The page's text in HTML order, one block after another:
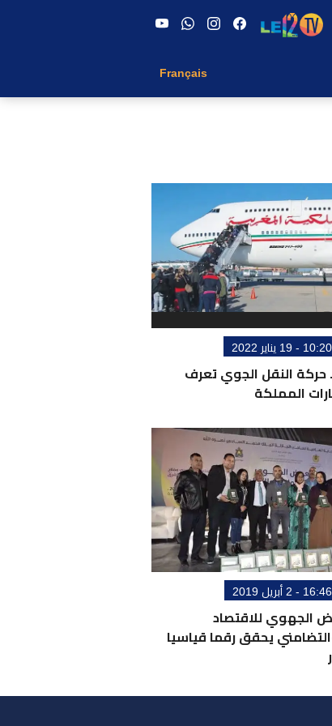
Français
10:20 - 19 يناير 2022
حركة النقل الجوي تعرف
المملكة
16:46 - 2 أبريل 2019
الجهوي للاقتصاد
يحقق رقما قياسيا